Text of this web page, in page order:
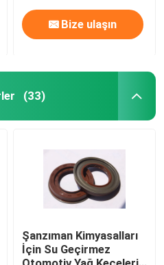
Bize ulaşın
(33)
Şanzıman Kimyasalları
İçin Su Geçirmez